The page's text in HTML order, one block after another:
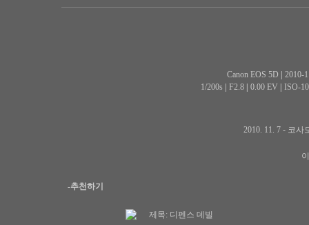
Canon EOS 5D
2010-
1/200s
F2.8 0.00 EV ISO-
2010. 11. 7 - 코
-추천하기
제목: 디펜스 데빌